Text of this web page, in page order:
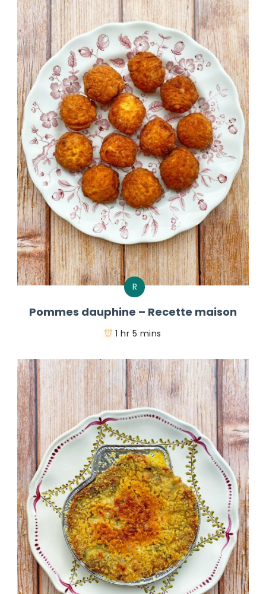
R
Pommes dauphine – Recette maison
1 hr 5 mins